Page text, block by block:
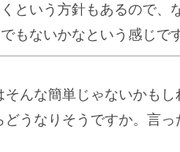
という方針もあるので、
もないかなという感じで
んな簡単じゃないかも
うなりそうですか。言